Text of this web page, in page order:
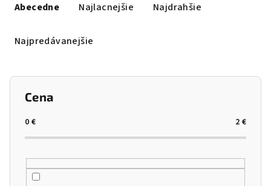
Abecedne Najlacnejšie Najdrahšie
Najpredávanejšie
Cena
0 € 2 €